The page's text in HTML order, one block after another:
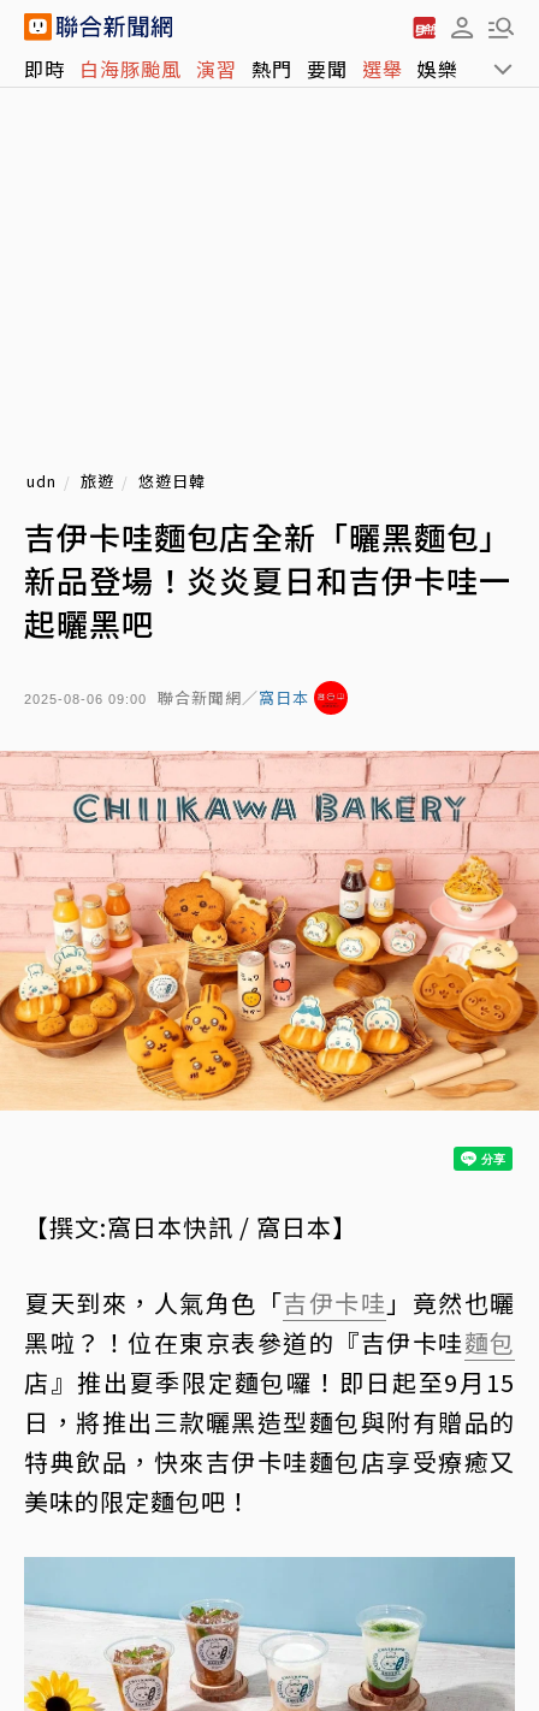
即時 白海豚颱風 演習 熱門 要聞 選舉 娛樂 運動
udn 旅遊 悠遊日韓
吉伊卡哇麵包店全新「曬黑麵包」
新品登場！炎炎夏日和吉伊卡哇一
起曬黑吧
2025-08-06 09:00 聯合新聞網／窩日本
【撰文:窩日本快訊 / 窩日本】
夏天到來，人氣角色「吉伊卡哇 」竟然也曬
黑啦？！位在東京表參道的『吉伊卡哇麵包
店』推出夏季限定麵包囉！即日起至9月15
日，將推出三款曬黑造型麵包與附有贈品的
特典飲品，快來吉伊卡哇麵包店享受療癒又
美味的限定麵包吧！